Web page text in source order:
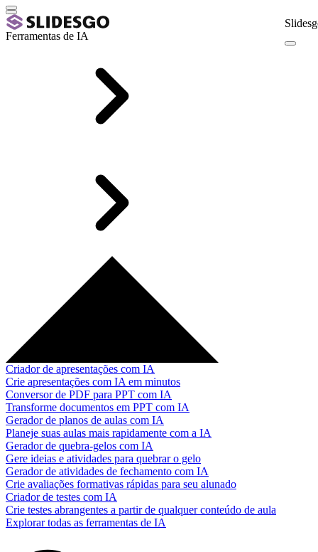
Ferramentas de IA
Criador de apresentações com IA
Crie apresentações com IA em minutos
Conversor de PDF para PPT com IA
Transforme documentos em PPT com IA
Gerador de planos de aulas com IA
Planeje suas aulas mais rapidamente com a IA
Gerador de quebra-gelos com IA
Gere ideias e atividades para quebrar o gelo
Gerador de atividades de fechamento com IA
Crie avaliações formativas rápidas para seu alunado
Criador de testes com IA
Crie testes abrangentes a partir de qualquer conteúdo de aula
Explorar todas as ferramentas de IA